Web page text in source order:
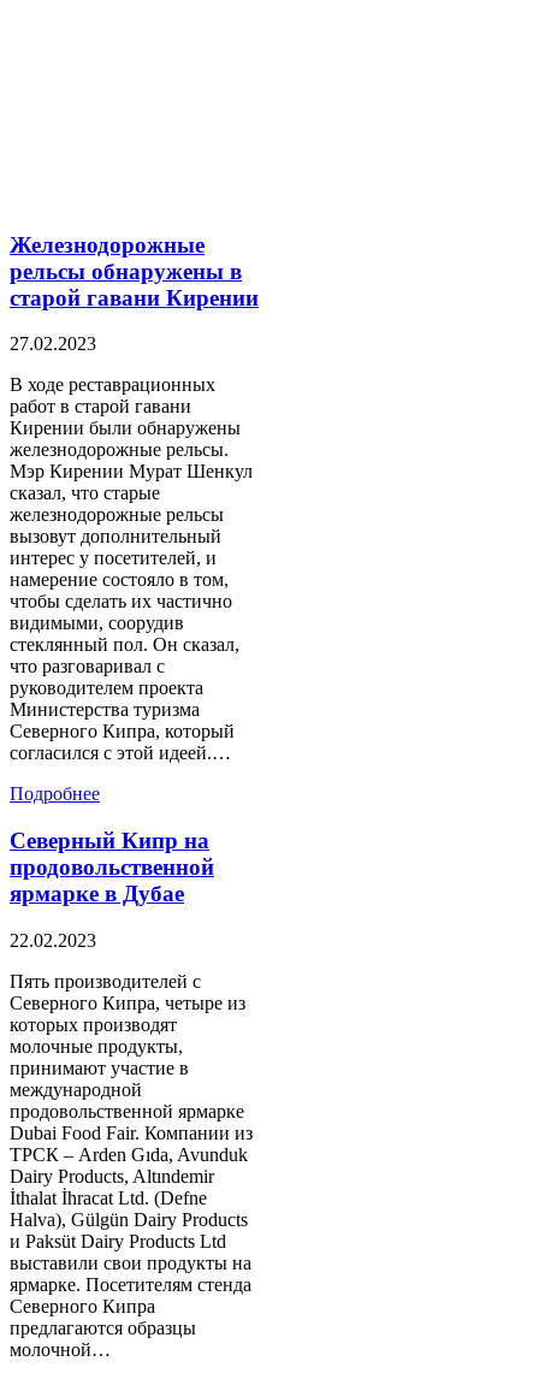
Железнодорожные
рельсы обнаружены в
старой гавани Кирении
27.02.2023
В ходе реставрационных
работ в старой гавани
Кирении были обнаружены
железнодорожные рельсы.
Мэр Кирении Мурат Шенкул
сказал, что старые
железнодорожные рельсы
вызовут дополнительный
интерес у посетителей, и
намерение состояло в том,
чтобы сделать их частично
видимыми, соорудив
стеклянный пол. Он сказал,
что разговаривал с
руководителем проекта
Министерства туризма
Северного Кипра, который
согласился с этой идеей.…
Подробнее
Северный Кипр на
продовольственной
ярмарке в Дубае
22.02.2023
Пять производителей с
Северного Кипра, четыре из
которых производят
молочные продукты,
принимают участие в
международной
продовольственной ярмарке
Dubai Food Fair. Компании из
ТРСК – Arden Gıda, Avunduk
Dairy Products, Altındemir
İthalat İhracat Ltd. (Defne
Halva), Gülgün Dairy Products
и Paksüt Dairy Products Ltd
выставили свои продукты на
ярмарке. Посетителям стенда
Северного Кипра
предлагаются образцы
молочной…